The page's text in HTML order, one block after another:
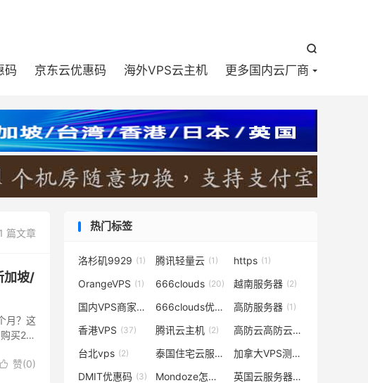

码 京东云优惠码 海外VPS云主机 更多国内云厂商
篇文章
加坡/
月？这
买2核
赞(0)
热门标签
洛杉矶9929 (1) 腾讯轻量云 (1) https (1)
OrangeVPS (1) 666clouds (20) 越南服务器 (2)
国内VPS商家有哪些 (1) 666clouds优惠码 (2)
高防服务器 (1)
香港VPS (37) 腾讯云主机 (2) 高防云高防云服务器
台北vps (2) 泰国住宅云服务器 (1) 加拿大VPS测评
DMIT优惠码 (3) Mondoze怎么样 (1) 英国云服务器
(2)